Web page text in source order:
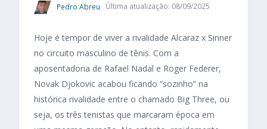
Pedro Abreu Última atualização: 08/09/2025
Hoje é tempor de viver a rivalidade Alcaraz x Sinner
no circuito masculino de tênis. Com a
aposentadoria de Rafael Nadal e Roger Federer,
Novak Djokovic acabou ficando “sozinho” na
histórica rivalidade entre o chamado Big Three, ou
seja, os três tenistas que marcaram época em